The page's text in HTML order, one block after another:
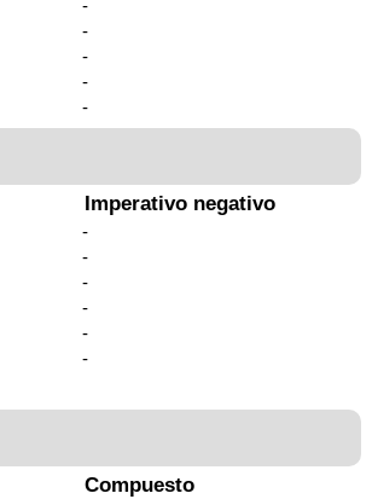
-
-
-
-
-
Imperativo negativo
-
-
-
-
-
-
Compuesto